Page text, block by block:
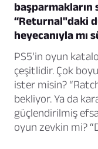
başparmakların
“Returnal"daki
heyecanıyla mı
PS5’in oyun
çeşitlidir. Çok
ister misin?
bekliyor. Ya da
güçlendirilmiş
oyun zevkin mi?